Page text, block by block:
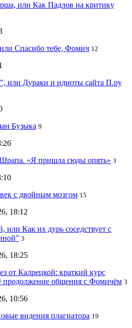
или Как Падлов на критику
Спасибо тебе, Фомич 12
или Дураки и идиоты сайта П.ру
Бузыка 9
«Я пришла сюды опять» 3
с двойным мозгом 15
18:12
Как их дурь соседствует с
3
18:25
от Калрецкой: краткий курс
продолжение общения с Фомичём 3
10:56
видения плагиатора 19